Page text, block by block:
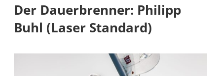
Der Dauerbrenner: Philipp
Buhl (Laser Standard)